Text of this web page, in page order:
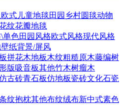
欧式 儿童地毯 田园乡村圆毯动物
纹花瓣地毯
单色田园风格欧式风格现代风格
纸背景/屏风
拼花木地板木纹粗糙原木藤编树
版吸音板其他竹木树瘤木
古砖青石板仿地板瓷砖文化石瓷
纹抱枕其他布纹绒布新中式素色